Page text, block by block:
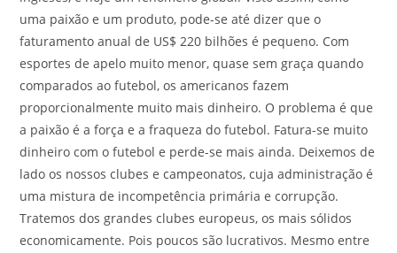
uma paixão e um produto, pode-se até dizer que o
faturamento anual de US$ 220 bilhões é pequeno. Com
esportes de apelo muito menor, quase sem graça quando
comparados ao futebol, os americanos fazem
proporcionalmente muito mais dinheiro. O problema é que
a paixão é a força e a fraqueza do futebol. Fatura-se muito
dinheiro com o futebol e perde-se mais ainda. Deixemos de
lado os nossos clubes e campeonatos, cuja administração é
uma mistura de incompetência primária e corrupção.
Tratemos dos grandes clubes europeus, os mais sólidos
economicamente. Pois poucos são lucrativos. Mesmo entre